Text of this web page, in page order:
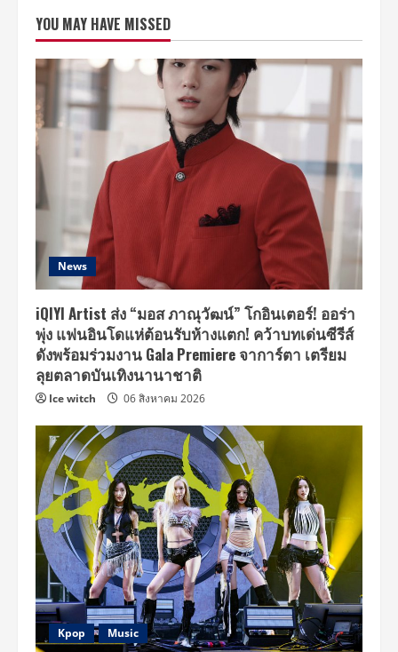
แฟน
คลับ
ชาว
ไทย
จัด
มี
Lee
กันยายน
YOU MAY HAVE MISSED
News
iQIYI Artist ส่ง “มอส ภาณุวัฒน์” โกอินเตอร์! ออร่า
พุ่ง แฟนอินโดแห่ต้อนรับห้างแตก! คว้าบทเด่นซีรีส์
ดังพร้อมร่วมงาน Gala Premiere จาการ์ตา เตรียม
ลุยตลาดบันเทิงนานาชาติ
Ice witch 06 สิงหาคม 2026
Kpop Music